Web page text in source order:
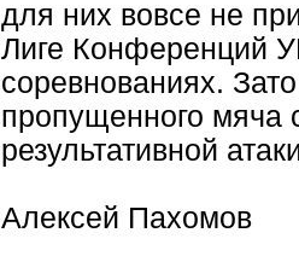
для них вовсе не
Лиге Конференций
соревнованиях.
пропущенного мяча
результативной
Алексей Пахомов